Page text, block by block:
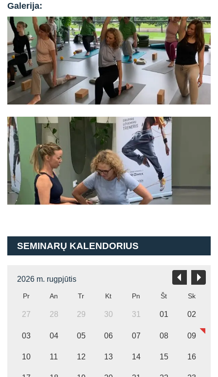
Galerija:
SEMINARŲ KALENDORIUS
2026 m. rugpjūtis
Pr An Tr Kt Pn Št Sk
27 28 29 30 31 01 02
03 04 05 06 07 08 09
10 11 12 13 14 15 16